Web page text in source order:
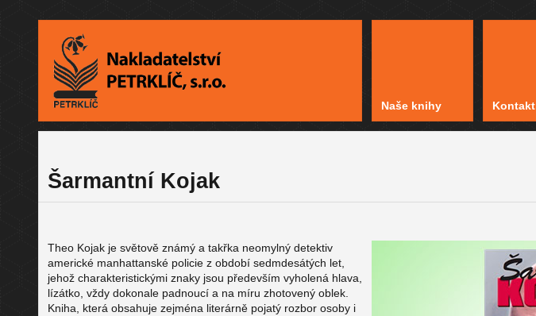
Naše knihy Kontakt
Šarmantní Kojak
Theo Kojak je světově známý a takřka neomylný detektiv
americké manhattanské policie z období sedmdesátých let,
jehož charakteristickými znaky jsou především vyholená hlava,
lízátko, vždy dokonale padnoucí a na míru zhotovený oblek.
Kniha, která obsahuje zejména literárně pojatý rozbor osoby i